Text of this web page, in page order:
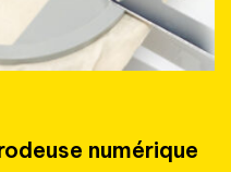
numérique